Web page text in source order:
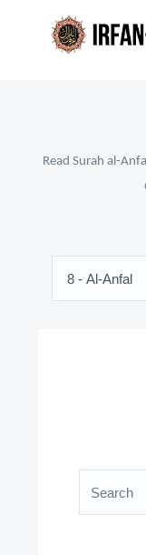
Read Surah al-